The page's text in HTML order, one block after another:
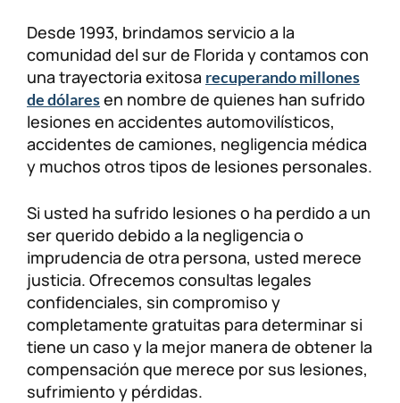
Desde 1993, brindamos servicio a la
comunidad del sur de Florida y contamos con
una trayectoria exitosa recuperando millones
de dólaresen nombre de quienes han sufrido
lesiones en accidentes automovilísticos,
accidentes de camiones, negligencia médica
y muchos otros tipos de lesiones personales.
Si usted ha sufrido lesiones o ha perdido a un
ser querido debido a la negligencia o
imprudencia de otra persona, usted merece
justicia. Ofrecemos consultas legales
confidenciales, sin compromiso y
completamente gratuitas para determinar si
tiene un caso y la mejor manera de obtener la
compensación que merece por sus lesiones,
sufrimiento y pérdidas.